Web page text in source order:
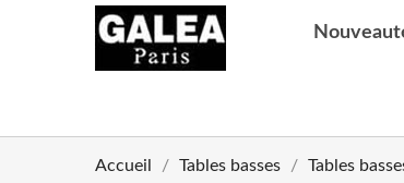
Accueil Tables basses Tables